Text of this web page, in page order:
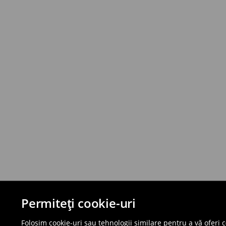
Permiteți cookie-uri
Folosim cookie-uri sau tehnologii similare pentru a vă